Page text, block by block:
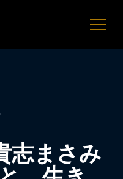
志まさみ